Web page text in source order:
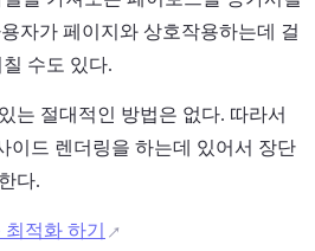
자가 페이지와 상호작용하는데 걸
수도 있다.
는 절대적인 방법은 없다. 따라서
이드 렌더링을 하는데 있어서 장단
다.
적화 하기